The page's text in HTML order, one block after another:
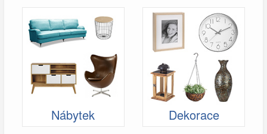
Nábytek Dekorace